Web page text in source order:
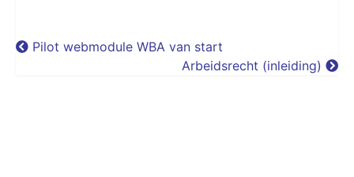
Pilot webmodule WBA van start
Arbeidsrecht (inleiding)